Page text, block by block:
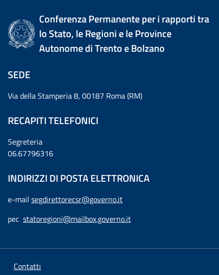
Conferenza Permanente per i rapporti tra
lo Stato, le Regioni e le Province
Autonome di Trento e Bolzano
SEDE
Via della Stamperia 8, 00187 Roma (RM)
RECAPITI TELEFONICI
Segreteria
06.67796316
INDIRIZZI DI POSTA ELETTRONICA
e-mail segdirettorecsr@governo.it
pec statoregioni@mailbox.governo.it
Contatti